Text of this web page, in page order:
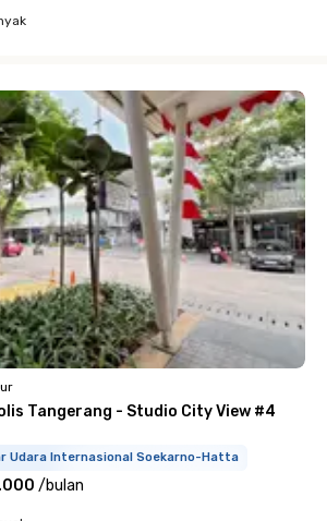
Tangerang - Studio City View #4
Udara Internasional Soekarno-Hatta
/bulan